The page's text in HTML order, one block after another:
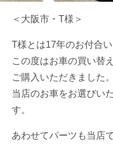
＜大阪市・T様＞
T様とは17年のお付合
この度はお車の買い替
ご購入いただきました。
当店のお車をお選びい
す。
あわせてパーツも当店